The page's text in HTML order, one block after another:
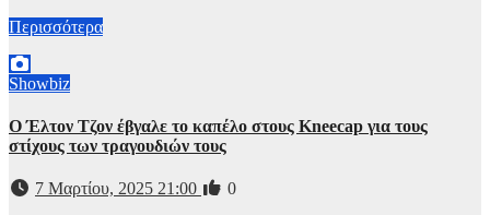
Περισσότερα
Showbiz
Ο Έλτον Τζον έβγαλε το καπέλο στους Kneecap για τους
στίχους των τραγουδιών τους
7 Μαρτίου, 2025 21:00
0